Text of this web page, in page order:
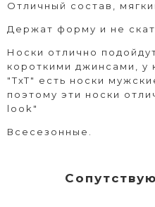
Отличный состав,
Держат форму и не
Носки отлично
короткими джинсами, у
"TxT" есть носки
поэтому эти носки
look"
Всесезонные.